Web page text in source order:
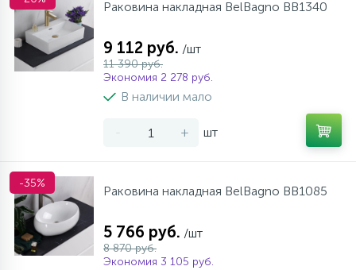
Раковина накладная BelBagno BB1340
9 112 руб. /шт
11 390 руб.
Экономия 2 278 руб.
В наличии мало
- + шт
-35%
Раковина накладная BelBagno BB1085
5 766 руб. /шт
8 870 руб.
Экономия 3 105 руб.